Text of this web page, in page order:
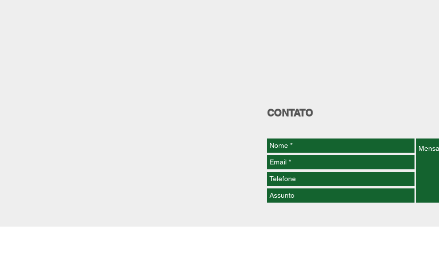
CONTATO